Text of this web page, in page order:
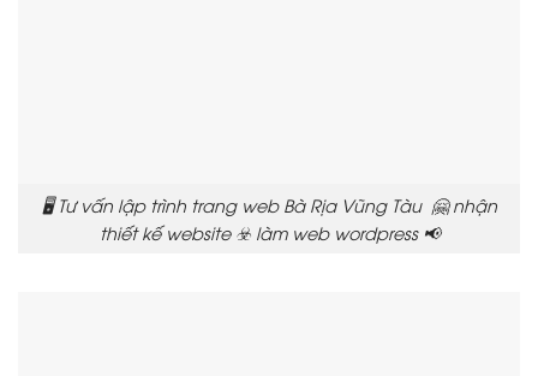
🖥️ Tư vấn lập trình trang web Bà Rịa Vũng Tàu 🤗 nhận
thiết kế website ☣️ làm web wordpress 📢